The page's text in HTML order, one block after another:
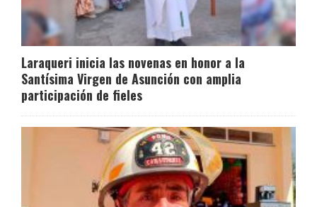
Laraqueri inicia las novenas en honor a la
Santísima Virgen de Asunción con amplia
participación de fieles